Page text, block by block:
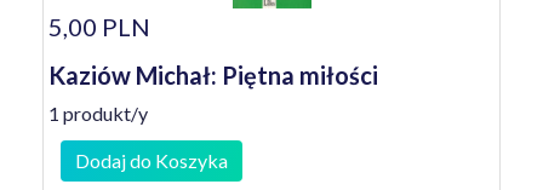
5,00 PLN
Kaziów Michał: Piętna miłości
1 produkt/y
Dodaj do Koszyka